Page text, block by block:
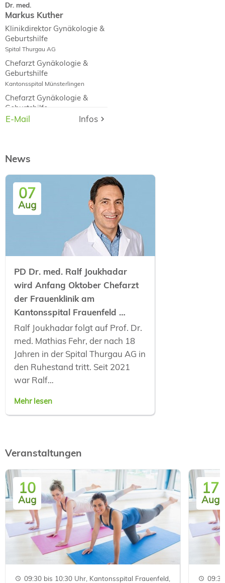
Dr. med.
Markus Kuther
Klinikdirektor Gynäkologie &
Geburtshilfe
Spital Thurgau AG
Chefarzt Gynäkologie &
Geburtshilfe
Kantonsspital Münsterlingen
Chefarzt Gynäkologie &
Geburtshilfe
Kantonsspital Frauenfeld
E-Mail Infos
E-Mail Infos
News
07
Aug
PD Dr. med. Ralf Joukhadar
wird Anfang Oktober Chefarzt
der Frauenklinik am
Kantonsspital Frauenfeld …
Ralf Joukhadar folgt auf Prof. Dr.
med. Mathias Fehr, der nach 18
Jahren in der Spital Thurgau AG in
den Ruhestand tritt. Seit 2021
war Ralf…
Mehr lesen
Veranstaltungen
10
Aug
09:30 bis 10:30 Uhr, Kantonsspital Frauenfeld,
17
Aug